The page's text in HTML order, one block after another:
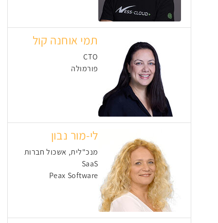
תמי אוחנה קול
CTO
פורמולה
לי-מור נבון
מנכ"לית, אשכול חברות
SaaS
Peax Software